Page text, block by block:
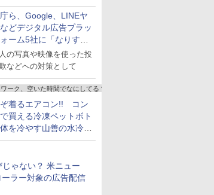
ら、Google、LINEヤ
どデジタル広告プラッ
ォーム5社に「なりすま
広告」対策強化を要請
の写真や映像を使った投
などへの対策として
ーク、空いた時間でなにしてる？
ぞ着るエアコン!! コン
買える冷凍ペットボト
を冷やす山善の水冷ベ
ロードバイクにちょう
【ぼっち・ざ・ろー
の14】
じゃない？ 米ニュー
ラー対象の広告配信